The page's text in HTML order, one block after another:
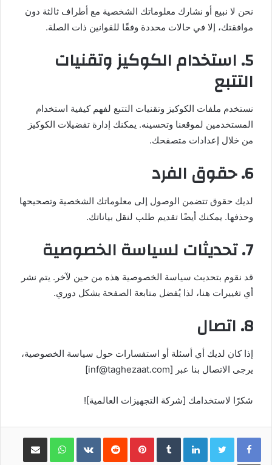
نحن لا نبيع أو نشارك معلوماتك الشخصية مع أطراف ثالثة دون
موافقتك، إلا في حالات محددة وفقًا للقوانين ذات الصلة.
5. استخدام الكوكيز وتقنيات
التتبع
نستخدم ملفات الكوكيز وتقنيات التتبع لفهم كيفية استخدام
المستخدمين لموقعنا وتحسينه. يمكنك إدارة تفضيلات الكوكيز
من خلال إعدادات متصفحك.
6. حقوق الفرد
لديك حقوق تتضمن الوصول إلى معلوماتك الشخصية وتصحيحها
وحذفها. يمكنك أيضًا تقديم طلب لنقل بياناتك.
7. تحديثات لسياسة الخصوصية
قد نقوم بتحديث سياسة الخصوصية هذه من حين لآخر. يتم نشر
أي تغييرات هنا، لذا يُفضل متابعة الصفحة بشكل دوري.
8. اتصال
إذا كان لديك أي أسئلة أو استفسارات حول سياسة الخصوصية،
يرجى الاتصال بنا عبر [inf@taghezaat.com]
شكرًا لاستخدامك [شركة التجهيزات العالمية]!
LinkedIn
Pinterest
WhatsAppمشاركة عبر البريد